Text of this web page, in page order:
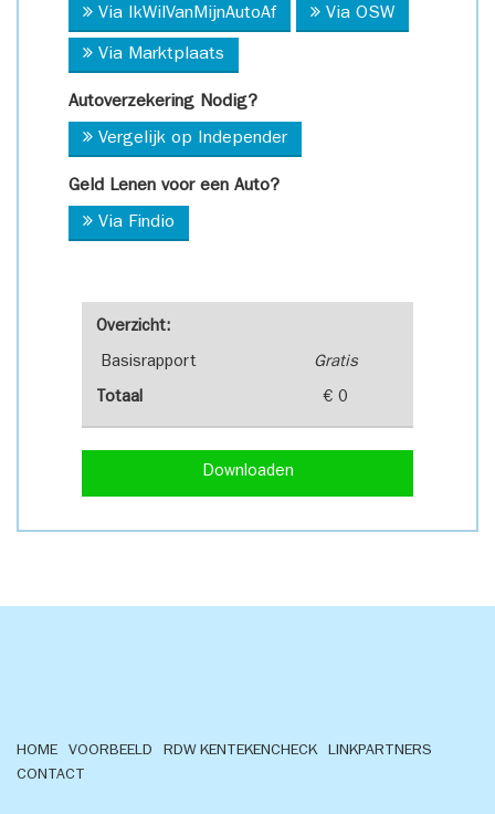
Overzicht:
Basisrapport Gratis
Totaal € 0
Downloaden
Via IkWilVanMijnAutoAf Via OSW
Via Marktplaats
Autoverzekering Nodig?
Vergelijk op Independer
Geld Lenen voor een Auto?
Via Findio
HOME VOORBEELD RDW KENTEKENCHECK
LINKPARTNERS
CONTACT